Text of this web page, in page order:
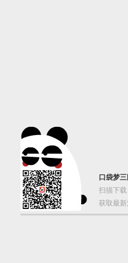
口袋梦三
扫描下
获取最